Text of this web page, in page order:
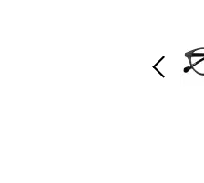
Previous